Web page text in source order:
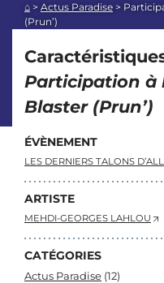
Participation à
Blaster (Prun’)
ÉVÈNEMENT
LES DERNIERS TALONS
ARTISTE
MEHDI-GEORGES LAHLOU
CATÉGORIES
Actus Paradise (12)
⌂ > Actus Paradise >
(Prun’)